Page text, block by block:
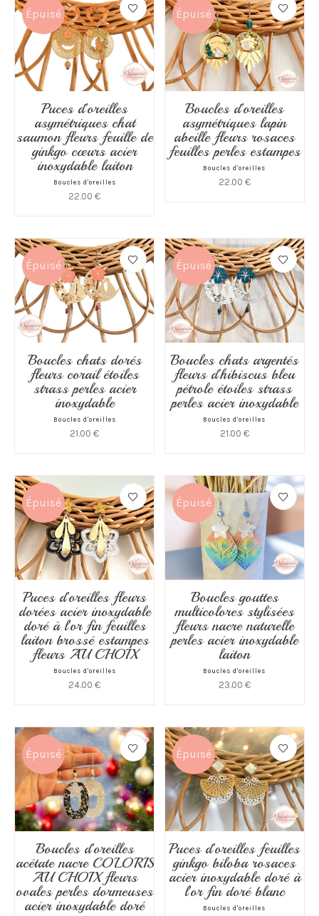
Épuisé
Puces d’oreilles
asymétriques chat
saumon fleurs feuille de
ginkgo cœurs acier
inoxydable laiton
Boucles d'oreilles
22.00 €
Épuisé
Boucles d’oreilles
asymétriques lapin
abeille fleurs rosaces
feuilles perles estampes
Boucles d'oreilles
22.00 €
Épuisé
Boucles chats dorés
fleurs corail étoiles
strass perles acier
inoxydable
Boucles d'oreilles
21.00 €
Épuisé
Boucles chats argentés
fleurs d’hibiscus bleu
pétrole étoiles strass
perles acier inoxydable
Boucles d'oreilles
21.00 €
Épuisé
Puces d’oreilles fleurs
dorées acier inoxydable
doré à l’or fin feuilles
laiton brossé estampes
fleurs AU CHOIX
Boucles d'oreilles
24.00 €
Épuisé
Boucles gouttes
multicolores stylisées
fleurs nacre naturelle
perles acier inoxydable
laiton
Boucles d'oreilles
23.00 €
Épuisé
Boucles d’oreilles
acétate nacre COLORIS
AU CHOIX fleurs
ovales perles dormeuses
acier inoxydable doré
Épuisé
Puces d’oreilles feuilles
ginkgo biloba rosaces
acier inoxydable doré à
l’or fin doré blanc
Boucles d'oreilles